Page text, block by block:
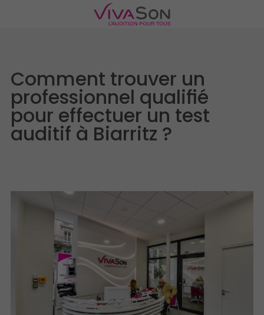
Comment trouver un
professionnel qualifié
pour effectuer un test
auditif à Biarritz ?